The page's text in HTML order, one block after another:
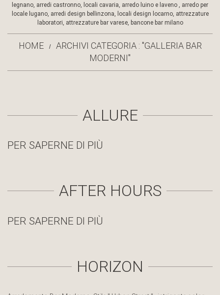
legnano, arredi castronno, locali cavaria, arredo luino e laveno , arredo per
locale lugano, arredi design bellinzona, locali design locarno, attrezzature
laboratori, attrezzature bar varese, bancone bar milano
HOME
ARCHIVI CATEGORIA : "GALLERIA BAR
MODERNI"
ALLURE
PER SAPERNE DI PIÙ
AFTER HOURS
PER SAPERNE DI PIÙ
HORIZON